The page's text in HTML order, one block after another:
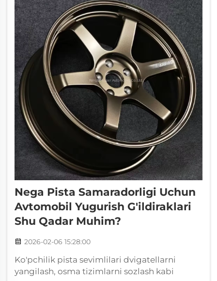
ega va yaxshi korroziyaga chidamli...
Nega Pista Samaradorligi Uchun
Avtomobil Yugurish G'ildiraklari
Shu Qadar Muhim?
2026-02-06 15:28:00
Ko'pchilik pista sevimlilari dvigatellarni
yangilash, osma tizimlarni sozlash kabi